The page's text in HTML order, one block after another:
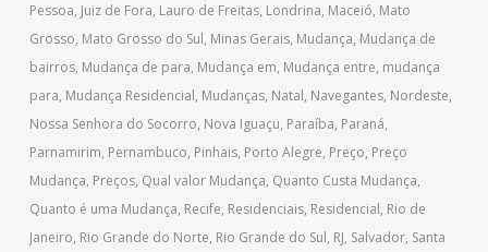
Pessoa, Juiz de Fora, Lauro de Freitas, Londrina, Maceió, Mato
Grosso, Mato Grosso do Sul, Minas Gerais, Mudança, Mudança de
bairros, Mudança de para, Mudança em, Mudança entre, mudança
para, Mudança Residencial, Mudanças, Natal, Navegantes, Nordeste,
Nossa Senhora do Socorro, Nova Iguaçu, Paraíba, Paraná,
Parnamirim, Pernambuco, Pinhais, Porto Alegre, Preço, Preço
Mudança, Preços, Qual valor Mudança, Quanto Custa Mudança,
Quanto é uma Mudança, Recife, Residenciais, Residencial, Rio de
Janeiro, Rio Grande do Norte, Rio Grande do Sul, RJ, Salvador, Santa